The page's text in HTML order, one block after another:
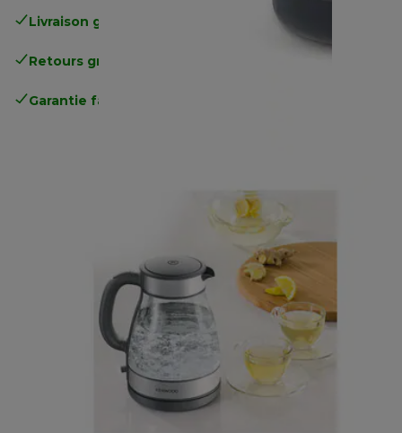
Livraison gratuite standard à partir de 49€
Retours gratuits
Garantie fabricant complète